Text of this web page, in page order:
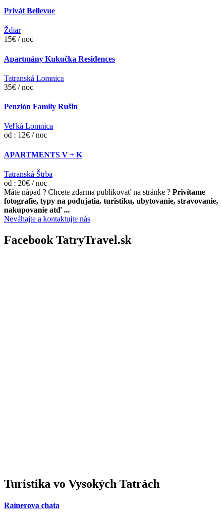
Privát Bellevue
Ždiar
15€ / noc
Apartmány Kukučka Residences
Tatranská Lomnica
35€ / noc
Penzión Family Rušin
Veľká Lomnica
od : 12€ / noc
APARTMENTS V + K
Tatranská Štrba
od : 20€ / noc
Máte nápad ? Chcete zdarma publikovať na stránke ? Privítame
fotografie, typy na podujatia, turistiku, ubytovanie, stravovanie,
nakupovanie atď ...
Neváhajte a kontaktujte nás
Facebook TatryTravel.sk
Turistika vo Vysokých Tatrách
Rainerova chata